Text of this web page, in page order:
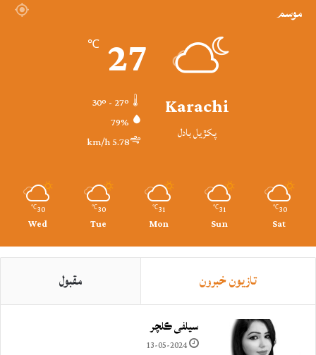
موسم
Karachi
پکڙيل بادل
27
℃
79%
5.78 km/h
30
℃
Sat
31
℃
Sun
31
℃
Mon
30
℃
Tue
30
℃
Wed
تازيون خبرون مقبول
سيلفي ڪلچر
13-05-2024